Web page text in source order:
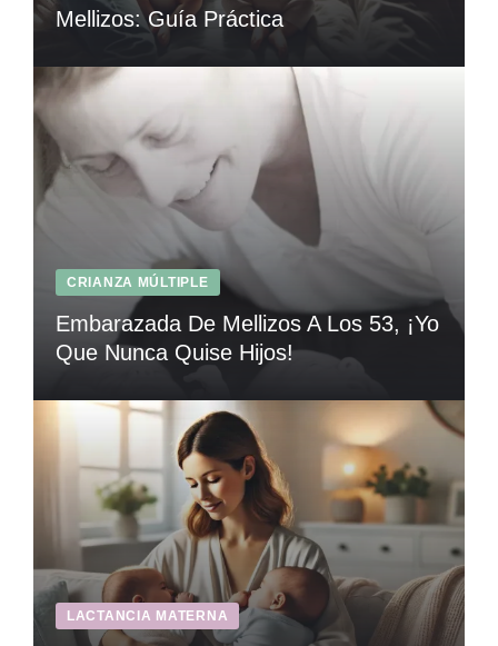
Mellizos: Guía Práctica
CRIANZA MÚLTIPLE
Embarazada De Mellizos A Los 53, ¡Yo
Que Nunca Quise Hijos!
LACTANCIA MATERNA